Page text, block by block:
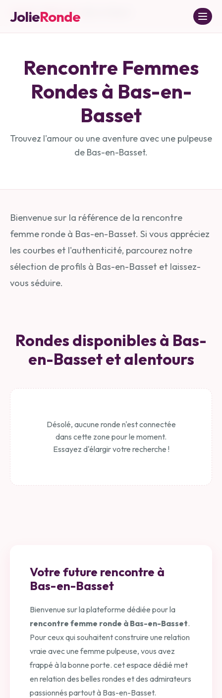
JolieRonde
Accueil Haute-Loire
Rencontre Femmes
Rondes à Bas-en-
Basset
Trouvez l'amour ou une aventure avec une pulpeuse
de Bas-en-Basset.
Bienvenue sur la référence de la rencontre
femme ronde à Bas-en-Basset. Si vous appréciez
les courbes et l'authenticité, parcourez notre
sélection de profils à Bas-en-Basset et laissez-
vous séduire.
Rondes disponibles à Bas-
en-Basset et alentours
Désolé, aucune ronde n'est connectée
dans cette zone pour le moment.
Essayez d'élargir votre recherche !
Votre future rencontre à
Bas-en-Basset
Bienvenue sur la plateforme dédiée pour la
rencontre femme ronde à Bas-en-Basset.
Pour ceux qui souhaitent construire une relation
vraie avec une femme pulpeuse, vous avez
frappé à la bonne porte. cet espace dédié met
en relation des belles rondes et des admirateurs
passionnés partout à Bas-en-Basset.